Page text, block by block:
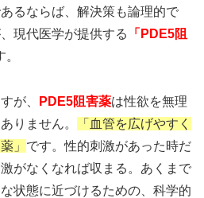
間持続の週末パートナ
長時間効果持続
にくい
るならば、解決策も論理的で
現代医学が提供する
「PDE5阻
が、 PDE5阻害薬は性欲を無理
りません。
「血管を広げやすく
」 です。性的刺激があった時だ
がなくなれば収まる。あくまで
状態に近づけるための、科学的